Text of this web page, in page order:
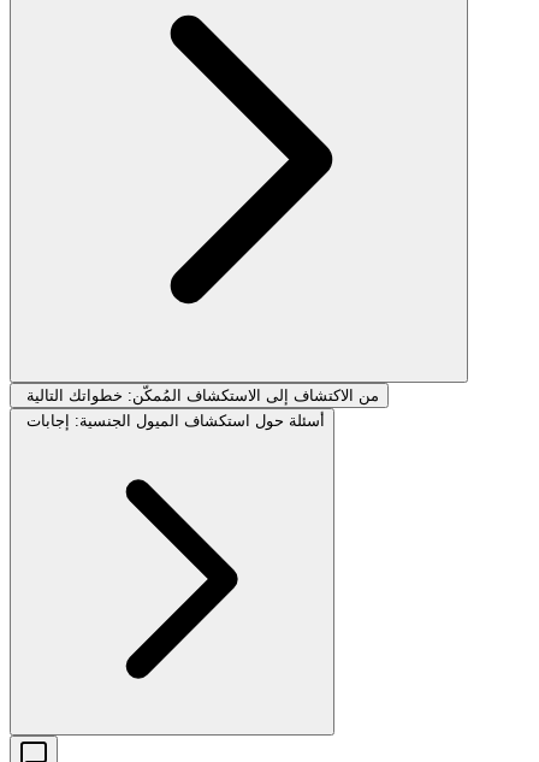
من الاكتشاف إلى الاستكشاف المُمكّن: خطواتك التالية
أسئلة حول استكشاف الميول الجنسية: إجابات